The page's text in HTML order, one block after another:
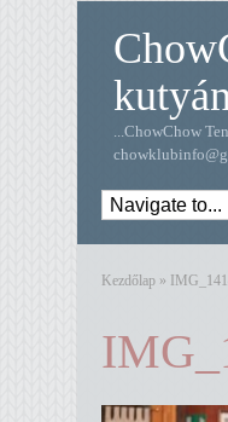
...ChowChow
Kezdőlap »